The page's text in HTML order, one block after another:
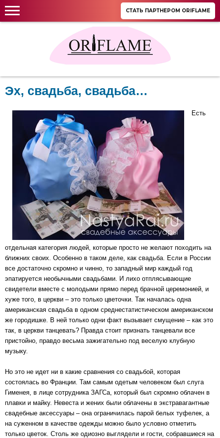
СТАТЬ ПАРТНЕРОМ ORIFLAME
Эх, свадьба, свадьба…
Есть
отдельная категория людей, которые просто не желают походить на
ближних своих. Особенно в таком деле, как свадьба. Если в России
все достаточно скромно и чинно, то западный мир каждый год
эпатируется необычными свадьбами. И лихо отплясывающие
свидетели вместе с молодыми прямо перед брачной церемонией, и
хуже того, в церкви – это только цветочки. Так началась одна
американская свадьба в одном среднестатистическом американском
же городишке. В ней только одни факт вызывает смущение – как это
так, в церкви танцевать? Правда стоит признать танцевали все
пристойно, правдо весьма зажигательно под веселую клубную
музыку.
Но это не идет ни в какие сравнения со свадьбой, которая
состоялась во Франции. Там самым одетым человеком был слуга
Гименея, в лице сотрудника ЗАГСа, который был скромно облачен в
плавки и майку. Невеста и жених были облачены в экстравагантные
свадебные аксессуары – она ограничилась парой белых туфелек, а
на суженном в качестве одежды можно было условно отметить
только цветок. Столь же одиозно выглядели и гости, собравшиеся на